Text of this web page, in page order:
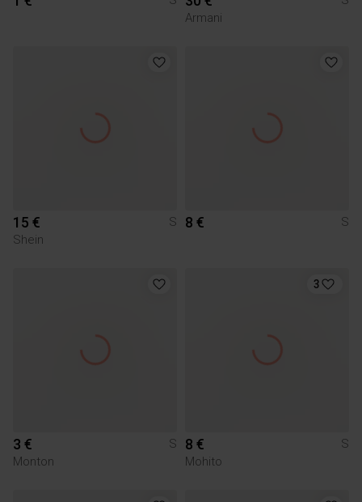
Armani
15 €
S
Shein
8 € S
3 €
S
Monton
3
8 €
S
Mohito